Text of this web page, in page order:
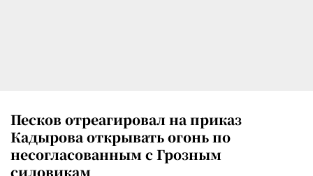
Песков отреагировал на приказ
Кадырова открывать огонь по
несогласованным с Грозным
силовикам